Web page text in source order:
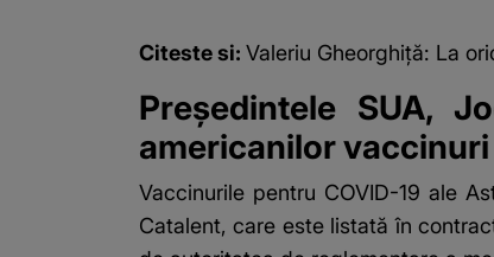
Citeste si: Valeriu Gheorghiță: La
Preşedintele SUA,
americanilor
Vaccinurile pentru COVID-19 ale
Catalent, care este listată în